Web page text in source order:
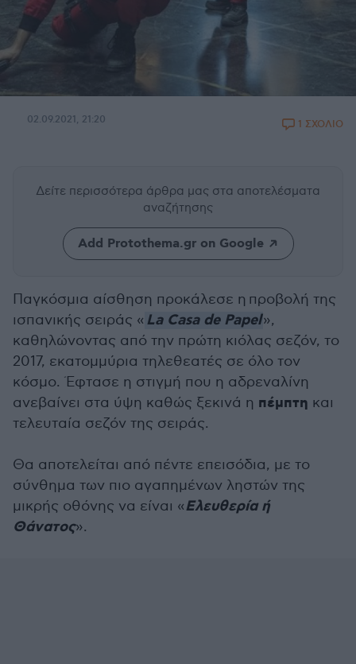
02.09.2021, 21:20 1 ΣΧΟΛΙΟ
Δείτε περισσότερα άρθρα μας στα αποτελέσματα
αναζήτησης
Add Protothema.gr on Google
Παγκόσμια αίσθηση προκάλεσε η προβολή της
ισπανικής σειράς « La Casa de Papel»,
καθηλώνοντας από την πρώτη κιόλας σεζόν, το
2017, εκατομμύρια τηλεθεατές σε όλο τον
κόσμο. Έφτασε η στιγμή που η αδρεναλίνη
ανεβαίνει στα ύψη καθώς ξεκινά η πέμπτη και
τελευταία σεζόν της σειράς.
Θα αποτελείται από πέντε επεισόδια, με το
σύνθημα των πιο αγαπημένων ληστών της
μικρής οθόνης να είναι «Ελευθερία ή
Θάνατος».